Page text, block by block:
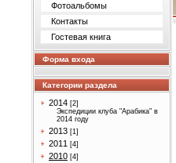
Фотоальбомы
Контакты
Гостевая книга
Форма входа
Категории раздела
2014 [2]
Экспедиции клуба "Арабика" в
2014 году
2013 [1]
2011 [4]
2010 [4]